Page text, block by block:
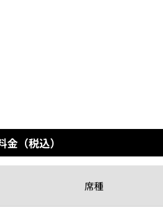
金（税込）
席種